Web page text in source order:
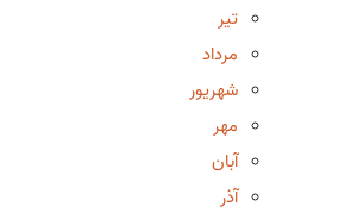
تیر
مرداد
شهریور
مهر
آبان
آذر